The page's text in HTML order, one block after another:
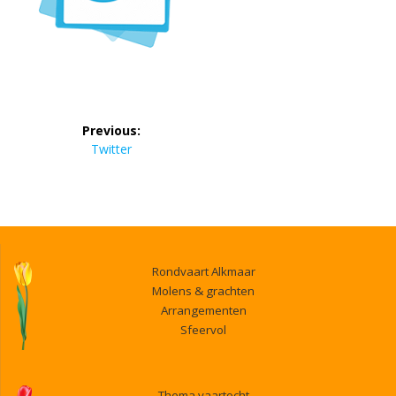
Bericht
navigatie
Previous:
Previous
Twitter
Rondvaart Alkmaar
Molens & grachten
Arrangementen
Sfeervol